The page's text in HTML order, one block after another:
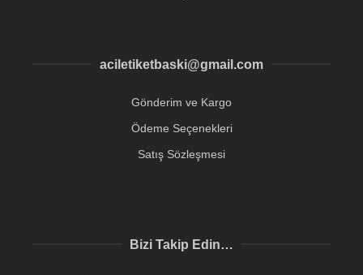
aciletiketbaski@gmail.com
Gönderim ve Kargo
Ödeme Seçenekleri
Satış Sözleşmesi
Bizi Takip Edin…